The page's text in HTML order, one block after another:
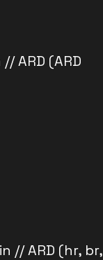
ARD (ARD
// ARD (hr, br,